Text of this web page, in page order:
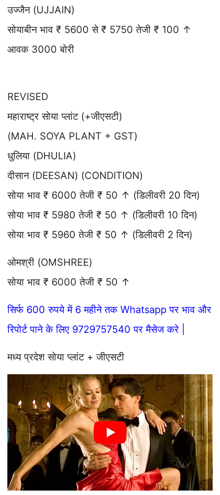
उज्जैन (UJJAIN)
सोयाबीन भाव ₹ 5600 से ₹ 5750 तेजी ₹ 100 ↑
आवक 3000 बोरी
REVISED
महाराष्ट्र सोया प्लांट (+जीएसटी)
(MAH. SOYA PLANT + GST)
धुलिया (DHULIA)
दीसान (DEESAN) (CONDITION)
सोया भाव ₹ 6000 तेजी ₹ 50 ↑ (डिलीवरी 20 दिन)
सोया भाव ₹ 5980 तेजी ₹ 50 ↑ (डिलीवरी 10 दिन)
सोया भाव ₹ 5960 तेजी ₹ 50 ↑ (डिलीवरी 2 दिन)
ओमश्री (OMSHREE)
सोया भाव ₹ 6000 तेजी ₹ 50 ↑
सिर्फ 600 रुपये में 6 महीने तक Whatsapp पर भाव और
रिपोर्ट पाने के लिए 9729757540 पर मैसेज करे |
मध्य प्रदेश सोया प्लांट + जीएसटी